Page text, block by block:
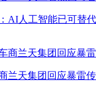
AI人工智能已可替代
兰天集团回应暴雷